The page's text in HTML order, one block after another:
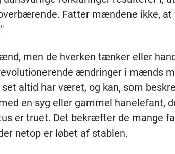
Fatter mændene ikke,
men de hverken tænker eller
ændringer i mænds
altid har været, og kan, som
en syg eller gammel hanelefant,
er truet. Det bekræfter de mange
netop er løbet af stablen.